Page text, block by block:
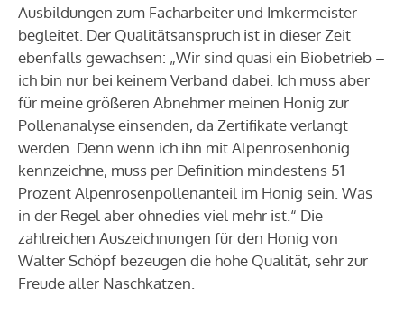
Ausbildungen zum Facharbeiter und Imkermeister
begleitet. Der Qualitätsanspruch ist in dieser Zeit
ebenfalls gewachsen: „Wir sind quasi ein Biobetrieb –
ich bin nur bei keinem Verband dabei. Ich muss aber
für meine größeren Abnehmer meinen Honig zur
Pollenanalyse einsenden, da Zertifikate verlangt
werden. Denn wenn ich ihn mit Alpenrosenhonig
kennzeichne, muss per Definition mindestens 51
Prozent Alpenrosenpollenanteil im Honig sein. Was
in der Regel aber ohnedies viel mehr ist.“ Die
zahlreichen Auszeichnungen für den Honig von
Walter Schöpf bezeugen die hohe Qualität, sehr zur
Freude aller Naschkatzen.